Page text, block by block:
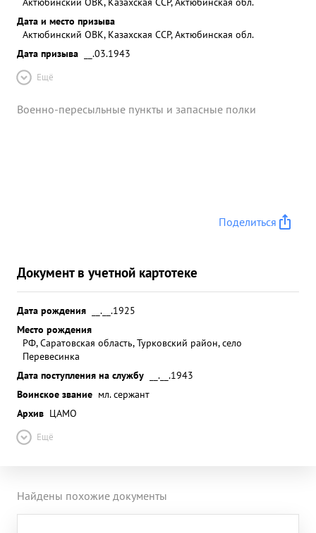
Дата и место призыва
Актюбинский ОВК, Казахская ССР, Актюбинская обл.
Дата призыва
__.03.1943
Ещё
Военно-пересыльные пункты и запасные полки
Поделиться
Документ в учетной картотеке
Дата рождения
__.__.1925
Место рождения
РФ, Саратовская область, Турковский район, село
Перевесинка
Дата поступления на службу
__.__.1943
Воинское звание мл. сержант
Архив ЦАМО
Ещё
Найдены похожие документы